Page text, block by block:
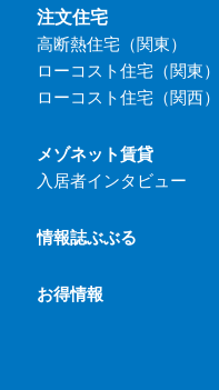
注文住宅
高断熱住宅（関東）
ローコスト住宅（関東）
ローコスト住宅（関西）
メゾネット賃貸
入居者インタビュー
情報誌ぶぶる
お得情報